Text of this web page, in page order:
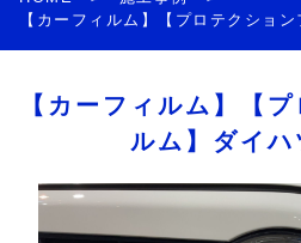
【カーフィルム】【プロテクショ
【カーフィルム】【
ルム】ダイハ